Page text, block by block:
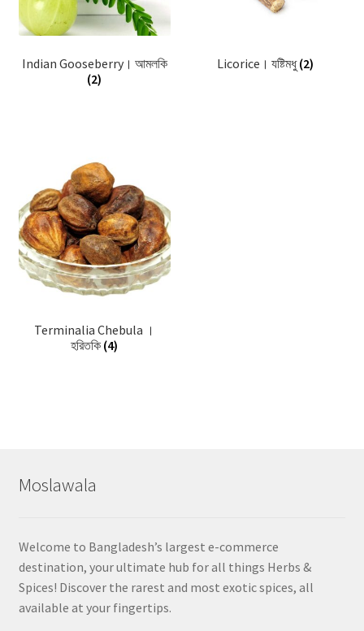
Indian Gooseberry। আমলকি
(2)
Licorice। যষ্টিমধু(2)
Terminalia Chebula ।
হরিতকি (4)
Moslawala
Welcome to Bangladesh’s largest e-commerce
destination, your ultimate hub for all things Herbs &
Spices! Discover the rarest and most exotic spices, all
available at your fingertips.